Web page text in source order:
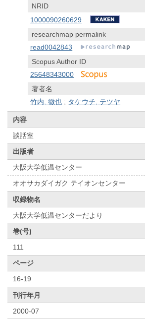
NRID
1000090260629
researchmap permalink
read0042843
Scopus Author ID
25648343000
著者名
竹内, 徹也 ; タケウチ, テツヤ
内容
談話室
出版者
大阪大学低温センター
オオサカダイガク テイオンセンター
収録物名
大阪大学低温センターだより
巻(号)
111
ページ
16-19
刊行年月
2000-07